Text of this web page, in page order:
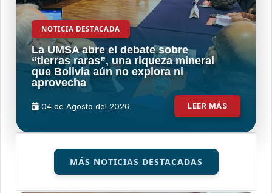
NOTICIA DESTACADA
La UMSA abre el debate sobre
“tierras raras”, una riqueza mineral
que Bolivia aún no explora ni
aprovecha
04 de Agosto del 2026 LEER MÁS
MÁS NOTICIAS DESTACADAS